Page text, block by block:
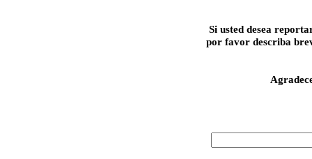
Si usted desea
por favor describa